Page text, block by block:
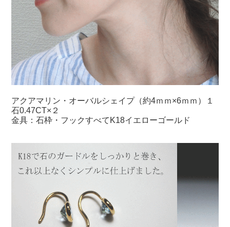
アクアマリン・オーバルシェイプ（約4ｍｍ×6ｍｍ）１
石0.47CT×２
金具：石枠・フックすべてK18イエローゴールド